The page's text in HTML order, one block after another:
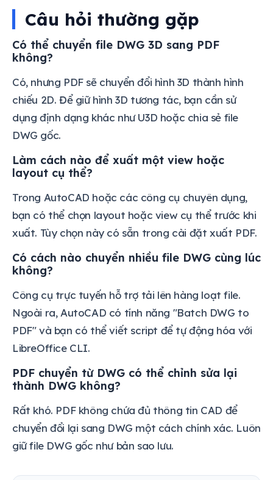
Câu hỏi thường gặp
Có thể chuyển file DWG 3D sang PDF
không?
Có, nhưng PDF sẽ chuyển đổi hình 3D thành hình
chiếu 2D. Để giữ hình 3D tương tác, bạn cần sử
dụng định dạng khác như U3D hoặc chia sẻ file
DWG gốc.
Làm cách nào để xuất một view hoặc
layout cụ thể?
Trong AutoCAD hoặc các công cụ chuyên dụng,
bạn có thể chọn layout hoặc view cụ thể trước khi
xuất. Tùy chọn này có sẵn trong cài đặt xuất PDF.
Có cách nào chuyển nhiều file DWG cùng lúc
không?
Công cụ trực tuyến hỗ trợ tải lên hàng loạt file.
Ngoài ra, AutoCAD có tính năng "Batch DWG to
PDF" và bạn có thể viết script để tự động hóa với
LibreOffice CLI.
PDF chuyển từ DWG có thể chỉnh sửa lại
thành DWG không?
Rất khó. PDF không chứa đủ thông tin CAD để
chuyển đổi lại sang DWG một cách chính xác. Luôn
giữ file DWG gốc như bản sao lưu.